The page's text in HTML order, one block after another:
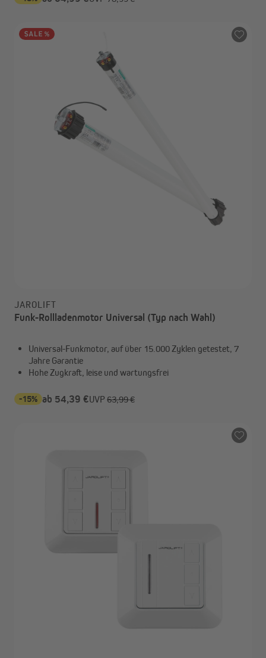
JAROLIFT
Funk-Rollladenmotor Universal (Typ nach Wahl)
Universal-Funkmotor, auf über 15.000 Zyklen getestet, 7
Jahre Garantie
Hohe Zugkraft, leise und wartungsfrei
-15% ab 54,39 €UVP 63,99 €